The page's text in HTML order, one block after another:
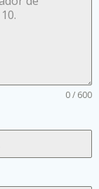
0 / 600